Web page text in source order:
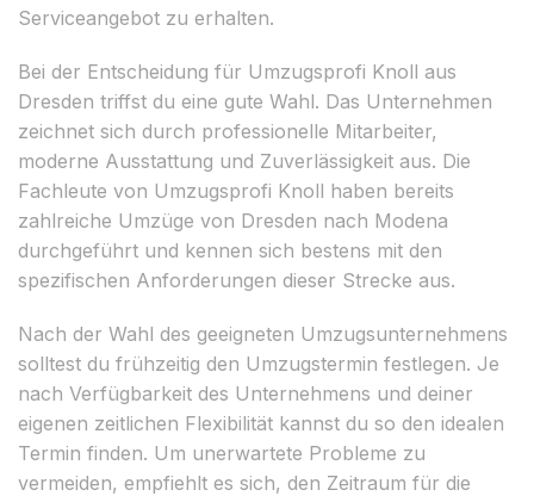
Serviceangebot zu erhalten.
Bei der Entscheidung für Umzugsprofi Knoll aus
Dresden triffst du eine gute Wahl. Das Unternehmen
zeichnet sich durch professionelle Mitarbeiter,
moderne Ausstattung und Zuverlässigkeit aus. Die
Fachleute von Umzugsprofi Knoll haben bereits
zahlreiche Umzüge von Dresden nach Modena
durchgeführt und kennen sich bestens mit den
spezifischen Anforderungen dieser Strecke aus.
Nach der Wahl des geeigneten Umzugsunternehmens
solltest du frühzeitig den Umzugstermin festlegen. Je
nach Verfügbarkeit des Unternehmens und deiner
eigenen zeitlichen Flexibilität kannst du so den idealen
Termin finden. Um unerwartete Probleme zu
vermeiden, empfiehlt es sich, den Zeitraum für die